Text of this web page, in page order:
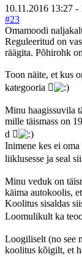
10.11.2016 13:27 -
#23
Omamoodi
Reguleeritud on
räägita. Põhirohk
Toon näite, et kus
kategooria 
Minu haagissuvila
mille täismass on
d 
Inimene kes ei
liiklusesse ja seal
Minu veduk on
käima autokoolis,
Koolitus sisaldas
Loomulikult ka
Loogiliselt (no see
koolitus kõigilt, et